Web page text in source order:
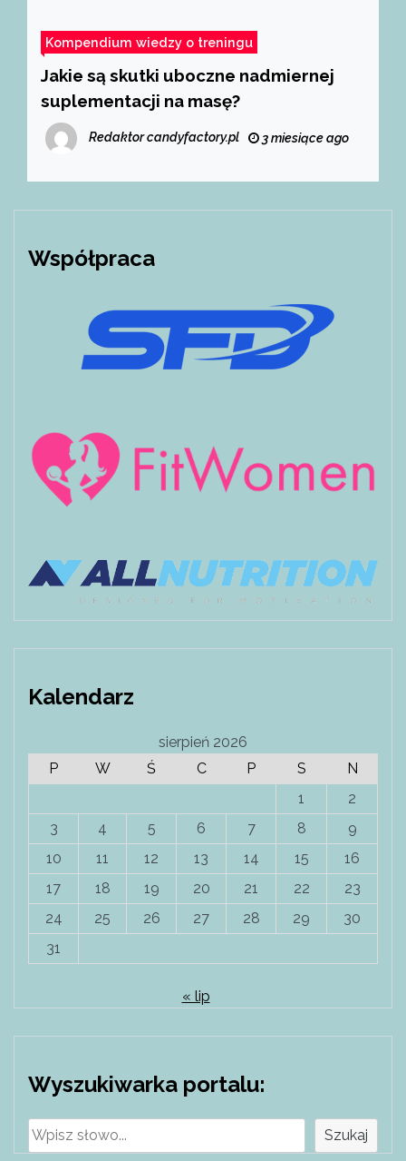
Kompendium wiedzy o treningu
Jakie są skutki uboczne nadmiernej
suplementacji na masę?
Redaktor candyfactory.pl 3 miesiące ago
Współpraca
Kalendarz
sierpień 2026
P
W Ś C P S
N
1
2
3
4 5 6 7 8
9
10
11 12 13 14 15
16
17
18 19 20 21 22
23
24
25 26 27 28 29
30
31
« lip
Wyszukiwarka portalu:
Szukaj Szukaj